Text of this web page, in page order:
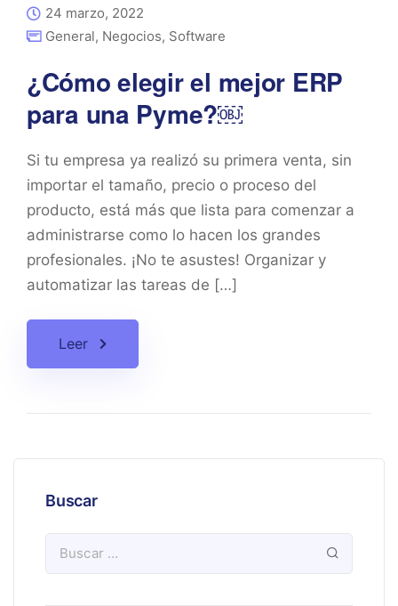
24 marzo, 2022
General, Negocios, Software
¿Cómo elegir el mejor ERP
para una Pyme?￼
Si tu empresa ya realizó su primera venta, sin
importar el tamaño, precio o proceso del
producto, está más que lista para comenzar a
administrarse como lo hacen los grandes
profesionales. ¡No te asustes! Organizar y
automatizar las tareas de […]
Leer
Buscar